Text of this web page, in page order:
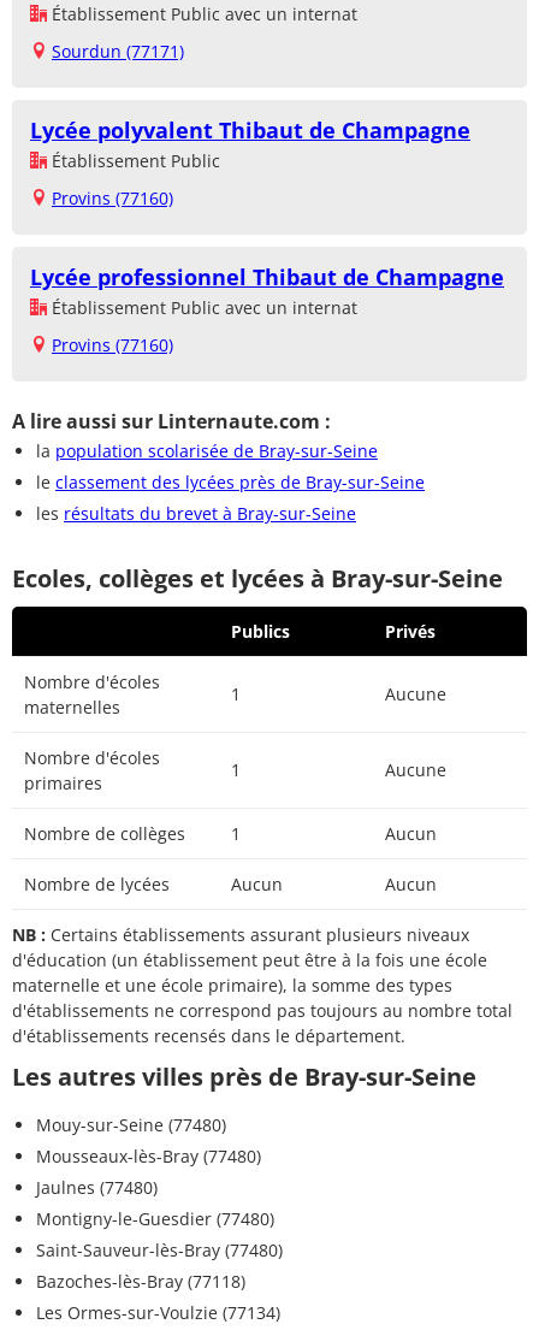
Établissement Public avec un internat
Sourdun (77171)
Lycée polyvalent Thibaut de Champagne
Établissement Public
Provins (77160)
Lycée professionnel Thibaut de Champagne
Établissement Public avec un internat
Provins (77160)
A lire aussi sur Linternaute.com :
la population scolarisée de Bray-sur-Seine
le classement des lycées près de Bray-sur-Seine
les résultats du brevet à Bray-sur-Seine
Ecoles, collèges et lycées à Bray-sur-Seine
Publics Privés
Nombre d'écoles
maternelles
1 Aucune
Nombre d'écoles
primaires
1 Aucune
Nombre de collèges 1 Aucun
Nombre de lycées Aucun Aucun
NB : Certains établissements assurant plusieurs niveaux
d'éducation (un établissement peut être à la fois une école
maternelle et une école primaire), la somme des types
d'établissements ne correspond pas toujours au nombre total
d'établissements recensés dans le département.
Les autres villes près de Bray-sur-Seine
Mouy-sur-Seine (77480)
Mousseaux-lès-Bray (77480)
Jaulnes (77480)
Montigny-le-Guesdier (77480)
Saint-Sauveur-lès-Bray (77480)
Bazoches-lès-Bray (77118)
Les Ormes-sur-Voulzie (77134)